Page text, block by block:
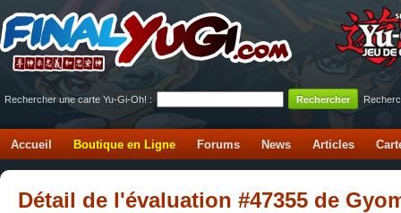
Rechercher une carte Yu-Gi-Oh! :
Accueil Boutique en Ligne Forums News Articles
Détail de l'évaluation #47355 de